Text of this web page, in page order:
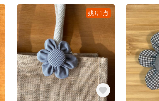
残り1点